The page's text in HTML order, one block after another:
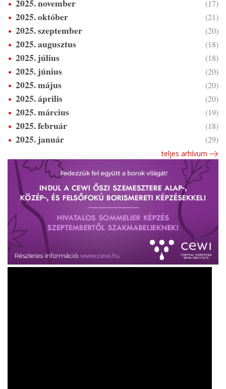
2025. november (17)
2025. október (21)
2025. szeptember (20)
2025. augusztus (18)
2025. július (18)
2025. június (20)
2025. május (20)
2025. április (20)
2025. március (19)
2025. február (18)
2025. január (29)
teljes arhívum